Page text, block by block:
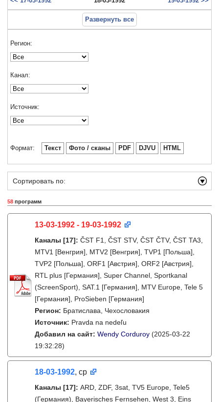
Развернуть все
Регион:
Канал:
Источник:
Формат: Текст Фото / сканы PDF DJVU HTML
Сортировать по:
58 программ
13-03-1992 - 19-03-1992
Каналы [17]: ČST F1, ČST STV, ČST ČTV, ČST TA3,
MTV1 [Венгрия], MTV2 [Венгрия], TVP1 [Польша],
TVP2 [Польша], ORF1 [Австрия], ORF2 [Австрия],
RTL plus [Германия], Super Channel, Sportkanal
(ScreenSport), SAT.1 [Германия], MTV Europe, Tele 5
[Германия], ProSieben [Германия]
Регион: Братислава, Чехословакия
Источник: Pravda na nedeľu
Добавил на сайт: Wendy Corduroy (2025-03-22
19:32:28)
18-03-1992, ср
Каналы [17]: ARD, ZDF, 3sat, TV5 Europe, Tele5
(Германия), Bayerisches Fernsehen, West 3, Eins